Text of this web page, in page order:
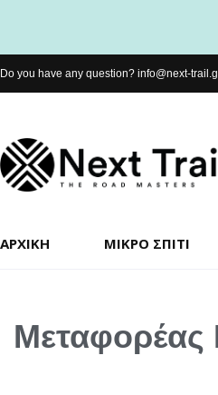
Do you have any question? info@next-
ΑΡΧΙΚΉ ΜΙΚΡΌ ΣΠΊΤΙ
Μεταφορέας